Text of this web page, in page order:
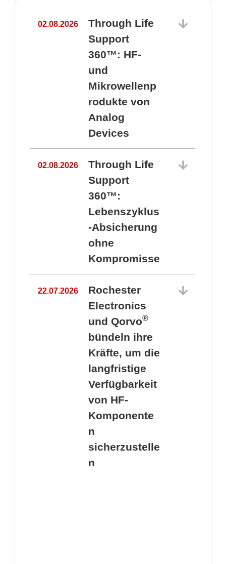
02.08.2026
Through Life
Support
360™: HF-
und
Mikrowellenp
rodukte von
Analog
Devices
02.08.2026
Through Life
Support
360™:
Lebenszyklus
-Absicherung
ohne
Kompromisse
22.07.2026
Rochester
Electronics
und Qorvo®
bündeln ihre
Kräfte, um die
langfristige
Verfügbarkeit
von HF-
Komponente
n
sicherzustelle
n